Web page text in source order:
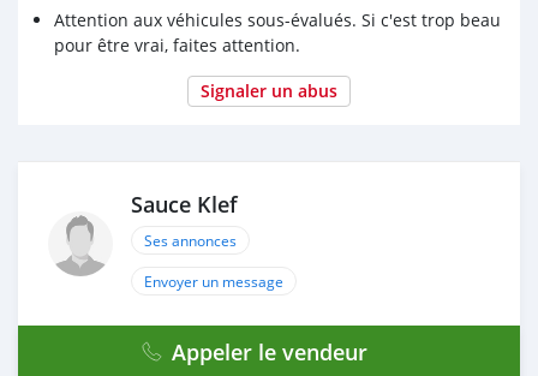
Attention aux véhicules sous-évalués. Si c'est trop beau
pour être vrai, faites attention.
Signaler un abus
Sauce Klef
Ses annonces
Envoyer un message
Appeler le vendeur